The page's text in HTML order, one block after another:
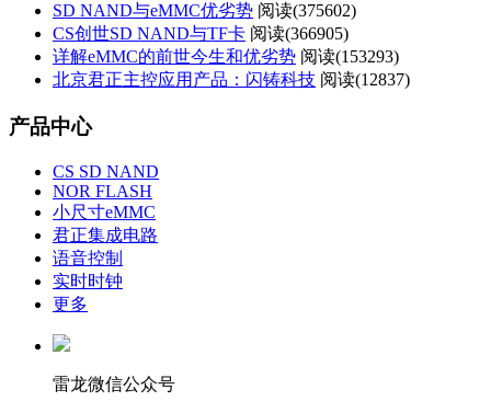
SD NAND与eMMC优劣势 阅读(375602)
CS创世SD NAND与TF卡 阅读(366905)
详解eMMC的前世今生和优劣势 阅读(153293)
北京君正主控应用产品：闪铸科技 阅读(12837)
产品中心
CS SD NAND
NOR FLASH
小尺寸eMMC
君正集成电路
语音控制
实时时钟
更多
雷龙微信公众号